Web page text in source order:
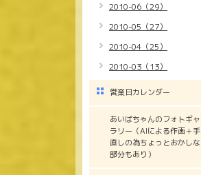
2010-06（29）
2010-05（27）
2010-04（25）
2010-03（13）
営業日カレンダー
あいばちゃんのフォトギャ
ラリー（AIによる作画＋手
直しの為ちょっとおかしな
部分もあり）